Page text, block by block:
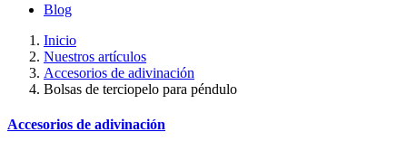
Blog
Inicio
Nuestros artículos
Accesorios de adivinación
Bolsas de terciopelo para péndulo
Accesorios de adivinación